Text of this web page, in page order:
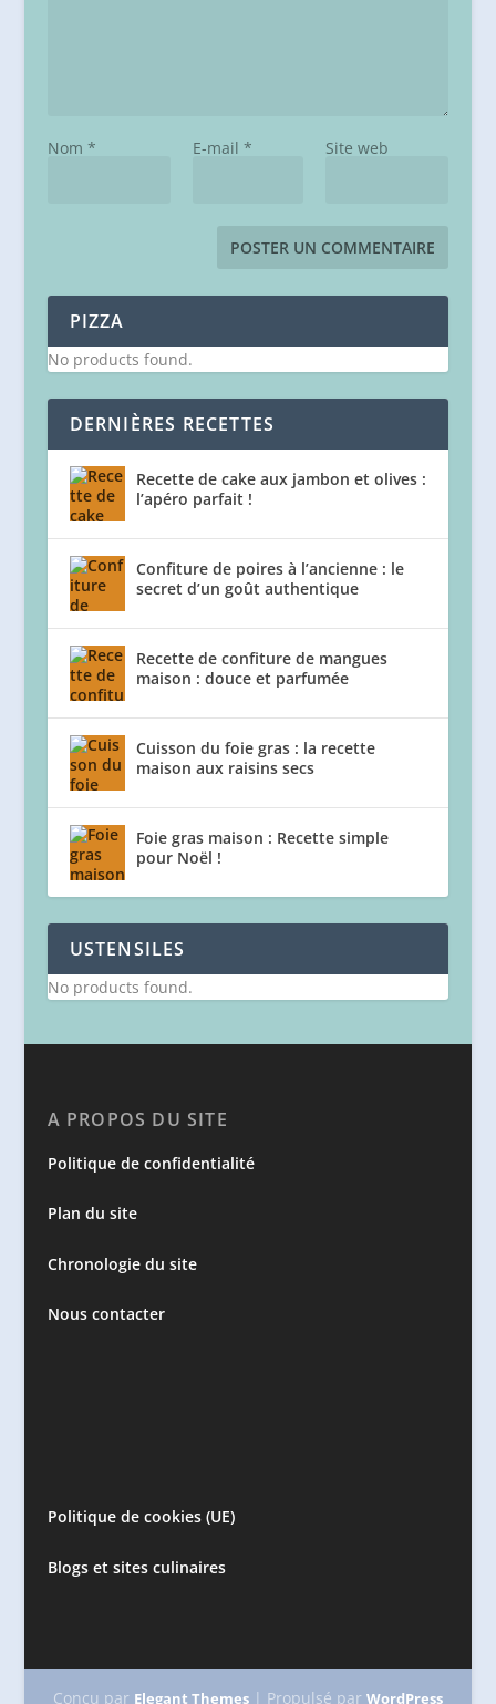
Nom * E-mail * Site web
PIZZA
No products found.
DERNIÈRES RECETTES
Recette de cake aux jambon et olives :
l’apéro parfait !
Confiture de poires à l’ancienne : le
secret d’un goût authentique
Recette de confiture de mangues
maison : douce et parfumée
Cuisson du foie gras : la recette
maison aux raisins secs
Foie gras maison : Recette simple
pour Noël !
USTENSILES
No products found.
A PROPOS DU SITE
Politique de confidentialité
Plan du site
Chronologie du site
Nous contacter
Politique de cookies (UE)
Blogs et sites culinaires
Conçu par Elegant Themes| Propulsé par WordPress